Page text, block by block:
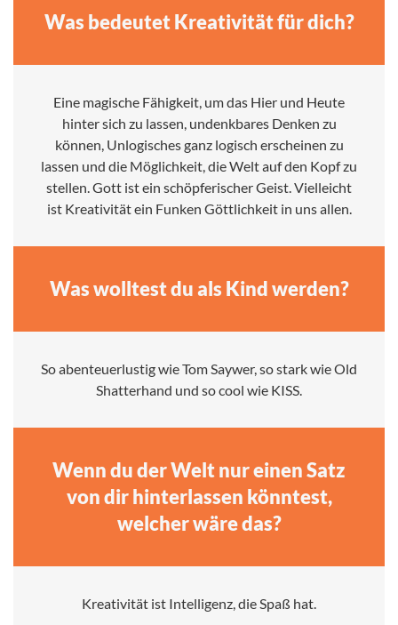
Was bedeutet Kreativität für dich?
Eine magische Fähigkeit, um das Hier und Heute
hinter sich zu lassen, undenkbares Denken zu
können, Unlogisches ganz logisch erscheinen zu
lassen und die Möglichkeit, die Welt auf den Kopf zu
stellen. Gott ist ein schöpferischer Geist. Vielleicht
ist Kreativität ein Funken Göttlichkeit in uns allen.
Was wolltest du als Kind werden?
So abenteuerlustig wie Tom Saywer, so stark wie Old
Shatterhand und so cool wie KISS.
Wenn du der Welt nur einen Satz
von dir hinterlassen könntest,
welcher wäre das?
Kreativität ist Intelligenz, die Spaß hat.